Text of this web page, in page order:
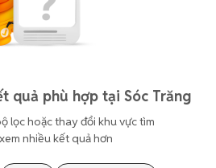
quả phù hợp tại Sóc Trăng
lọc hoặc thay đổi khu vực tìm
nhiều kết quả hơn